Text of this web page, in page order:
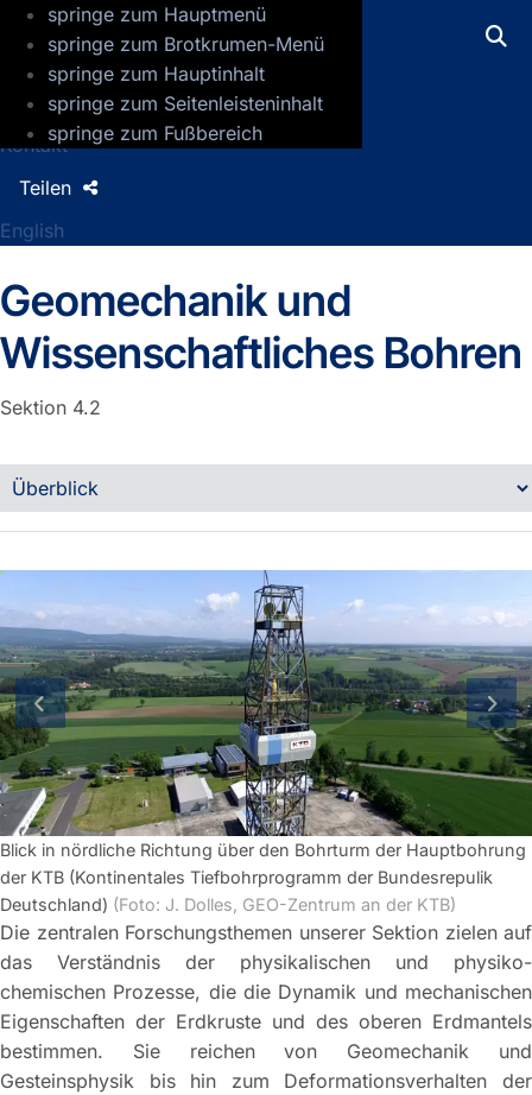
springe zum Hauptmenü
springe zum Brotkrumen-Menü
springe zum Hauptinhalt
springe zum Seitenleisteninhalt
springe zum Fußbereich
GFZ Helmholtz-Zentrum für
Presse
Jobs
Kontakt
English
Teilen
Geomechanik und
Wissenschaftliches Bohren
Sektion 4.2
Blick in nördliche Richtung über den Bohrturm der Hauptbohrung
der KTB (Kontinentales Tiefbohrprogramm der Bundesrepulik
Deutschland) (Foto: J. Dolles, GEO-Zentrum an der KTB)
vorherige Folie
Die zentralen Forschungsthemen unserer Sektion zielen auf
das Verständnis der physikalischen und physiko-
chemischen Prozesse, die die Dynamik und mechanischen
Eigenschaften der Erdkruste und des oberen Erdmantels
bestimmen. Sie reichen von Geomechanik und
Gesteinsphysik bis hin zum Deformationsverhalten der